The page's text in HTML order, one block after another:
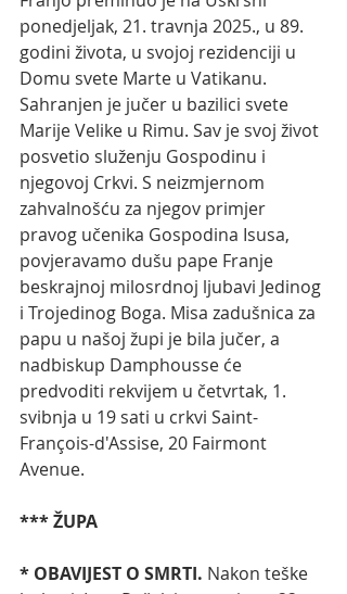
ponedjeljak, 21. travnja 2025., u 89.
godini života, u svojoj rezidenciji u
Domu svete Marte u Vatikanu.
Sahranjen je jučer u bazilici svete
Marije Velike u Rimu. Sav je svoj život
posvetio služenju Gospodinu i
njegovoj Crkvi. S neizmjernom
zahvalnošću za njegov primjer
pravog učenika Gospodina Isusa,
povjeravamo dušu pape Franje
beskrajnoj milosrdnoj ljubavi Jedinog
i Trojedinog Boga. Misa zadušnica za
papu u našoj župi je bila jučer, a
nadbiskup Damphousse će
predvoditi rekvijem u četvrtak, 1.
svibnja u 19 sati u crkvi Saint-
François-d'Assise, 20 Fairmont
Avenue.
*** ŽUPA
* OBAVIJEST O SMRTI. Nakon teške